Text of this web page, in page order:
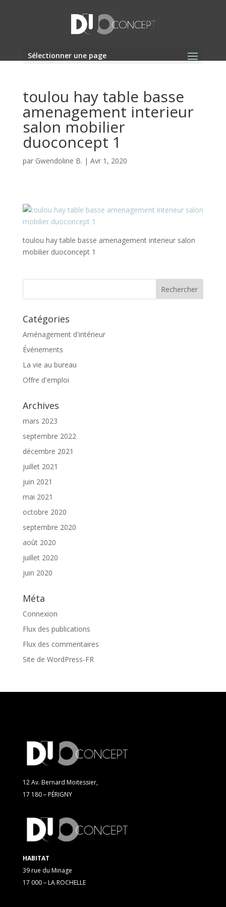
Sélectionner une page
toulou hay table basse
amenagement interieur
salon mobilier
duoconcept 1
par Gwendoline B. | Avr 1, 2020
toulou hay table basse amenagement interieur salon
mobilier duoconcept 1
Catégories
Aménagement d'intérieur
Événements
La vie au bureau
Offre d'emploi
Archives
mars 2023
septembre 2022
décembre 2021
juillet 2021
juin 2021
mai 2021
octobre 2020
septembre 2020
août 2020
juillet 2020
juin 2020
Méta
Connexion
Flux des publications
Flux des commentaires
Site de WordPress-FR
12 Av. Bernard Moitessier,
17 180 – PÉRIGNY
HABITAT
39 rue du Minage
17 000 – LA ROCHELLE